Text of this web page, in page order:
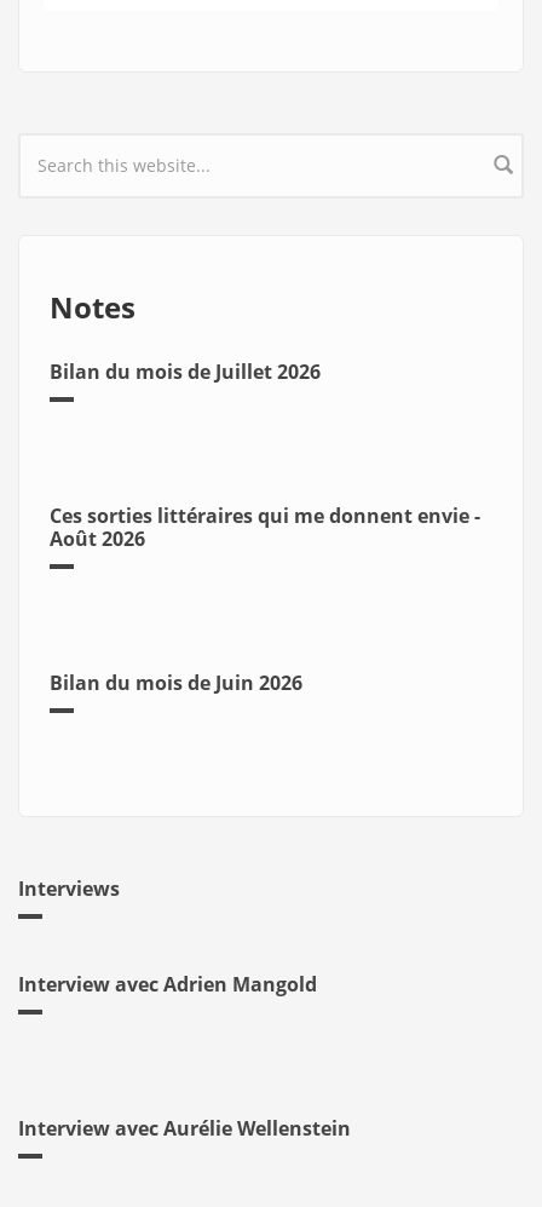
Search form
Notes
Bilan du mois de Juillet 2026
Ces sorties littéraires qui me donnent envie -
Août 2026
Bilan du mois de Juin 2026
Interviews
Interview avec Adrien Mangold
Interview avec Aurélie Wellenstein